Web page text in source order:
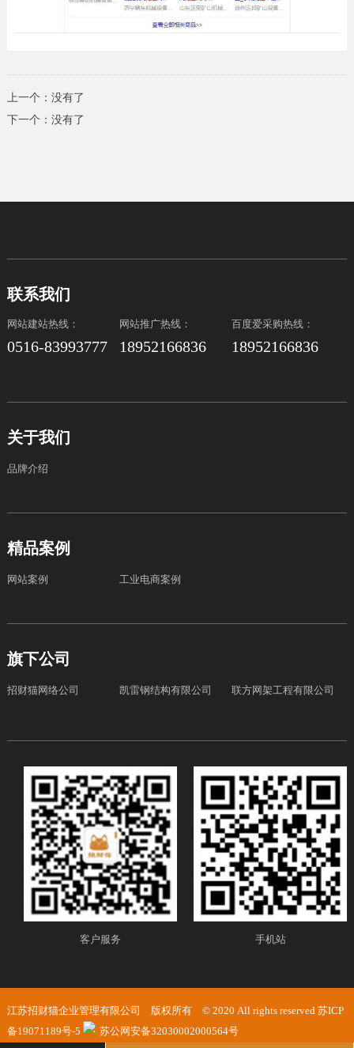
上一个：没有了
下一个：没有了
联系我们
网站建站热线：
0516-83993777
网站推广热线：
18952166836
百度爱采购热线：
18952166836
关于我们
品牌介绍
精品案例
网站案例 工业电商案例
旗下公司
招财猫网络公司 凯雷钢结构有限公司 联方网架工程有限公司
客户服务 手机站
江苏招财猫企业管理有限公司 版权所有 © 2020 All rights reserved 苏ICP
备19071189号-5
苏公网安备32030002000564号